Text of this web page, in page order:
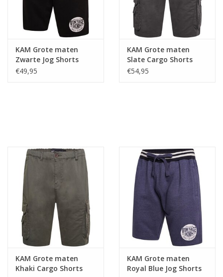
KAM Grote maten
Zwarte Jog Shorts
€49,95
KAM Grote maten
Slate Cargo Shorts
€54,95
KAM Grote maten
Khaki Cargo Shorts
KAM Grote maten
Royal Blue Jog Shorts